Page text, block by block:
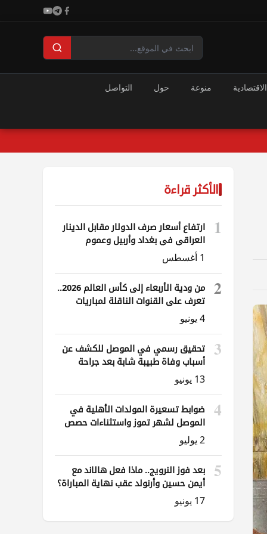
منوعة حول التواصل
الأكثر قراءة
1
ارتفاع أسعار صرف الدولار مقابل الدينار
العراقي في بغداد وأربيل وعموم
المحافظات
1 أغسطس
2
من ودية الأربعاء إلى كأس العالم 2026..
تعرف على القنوات الناقلة لمباريات
العراق
4 يونيو
3
تحقيق رسمي في الموصل للكشف عن
أسباب وفاة طبيبة شابة بعد جراحة
ناظورية
13 يونيو
4
ضوابط تسعيرة المولدات الأهلية في
الموصل لشهر تموز واستثناءات حصص
الوقود
2 يوليو
5
بعد فوز النرويج.. ماذا فعل هالاند مع
أيمن حسين وأرنولد عقب نهاية المباراة؟
17 يونيو